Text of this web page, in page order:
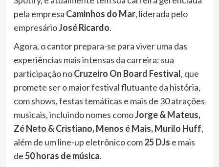
pela empresa Caminhos do Mar, liderada pelo
empresárioJosé Ricardo.
Agora, o cantor prepara-se para viver uma das
experiências mais intensas da carreira: sua
participação noCruzeiro On Board Festival, que
promete ser o maior festival flutuante da história,
com shows, festas temáticas e mais de 30 atrações
musicais, incluindo nomes comoJorge & Mateus,
Zé Neto & Cristiano, Menos é Mais, Murilo Huff,
além de um line-up eletrônico com25 DJs e mais
de50 horas de música.